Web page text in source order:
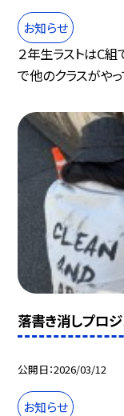
お知らせ
２年生ラストはC
で他のクラスがや
落書き消しプロ
公開日 2026/03/12
お知らせ